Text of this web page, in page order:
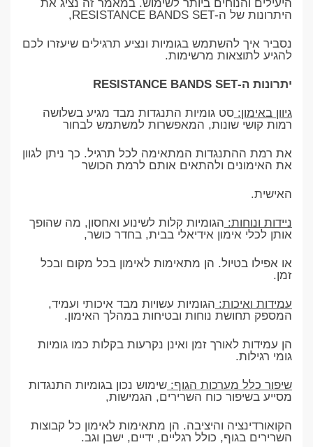
היעילים והנוחים ביותר לשימוש. במאמר זה נציג את
היתרונות של ה-RESISTANCE BANDS SET,
נסביר איך להשתמש בגומיות ונציע תרגילים שיעזרו לכם
להגיע לתוצאות מרשימות.
יתרונות ה-RESISTANCE BANDS SET
גיוון באימון:סט גומיות התנגדות מבד מגיע בשלושה
רמות קושי שונות, המאפשרות למשתמש לבחור
את רמת ההתנגדות המתאימה לכל תרגיל. כך ניתן לגוון
את האימונים ולהתאים אותם לרמת הכושר
האישית.
ניידות ונוחות: הגומיות קלות לשינוע ואחסון, מה שהופך
אותן לכלי אימון אידיאלי בבית, בחדר כושר,
או אפילו בטיול. הן מתאימות לאימון בכל מקום ובכל
זמן.
עמידות ואיכות: הגומיות עשויות מבד איכותי ועמיד,
המספק תחושת נוחות ובטיחות במהלך האימון.
הן עמידות לאורך זמן ואינן נקרעות בקלות כמו גומיות
גומי רגילות.
שיפור כלל מערכות הגוף:שימוש נכון בגומיות התנגדות
מסייע בשיפור כוח השרירים, הגמישות,
הקואורדינציה והיציבה. הן מתאימות לאימון כל קבוצות
השרירים בגוף, כולל רגליים, ידיים, ישבן וגב.